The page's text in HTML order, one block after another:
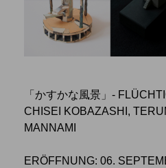
「かすかな風景」-
CHISEI KOBAZASHI,
MANNAMI
ERÖFFNUNG: 06.